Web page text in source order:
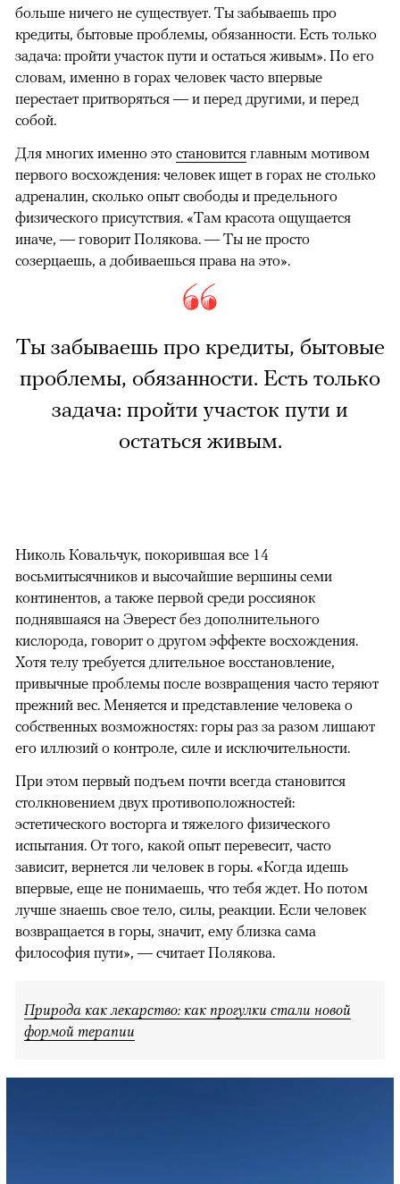
больше ничего не существует. Ты забываешь про
кредиты, бытовые проблемы, обязанности. Есть только
задача: пройти участок пути и остаться живым». По его
словам, именно в горах человек часто впервые
перестает притворяться — и перед другими, и перед
собой.
Для многих именно это становится главным мотивом
первого восхождения: человек ищет в горах не столько
адреналин, сколько опыт свободы и предельного
физического присутствия. «Там красота ощущается
иначе, — говорит Полякова. — Ты не просто
созерцаешь, а добиваешься права на это».
Ты забываешь про кредиты, бытовые
проблемы, обязанности. Есть только
задача: пройти участок пути и
остаться живым.
Николь Ковальчук, покорившая все 14
восьмитысячников и высочайшие вершины семи
континентов, а также первой среди россиянок
поднявшаяся на Эверест без дополнительного
кислорода, говорит о другом эффекте восхождения.
Хотя телу требуется длительное восстановление,
привычные проблемы после возвращения часто теряют
прежний вес. Меняется и представление человека о
собственных возможностях: горы раз за разом лишают
его иллюзий о контроле, силе и исключительности.
При этом первый подъем почти всегда становится
столкновением двух противоположностей:
эстетического восторга и тяжелого физического
испытания. От того, какой опыт перевесит, часто
зависит, вернется ли человек в горы. «Когда идешь
впервые, еще не понимаешь, что тебя ждет. Но потом
лучше знаешь свое тело, силы, реакции. Если человек
возвращается в горы, значит, ему близка сама
философия пути», — считает Полякова.
Природа как лекарство: как прогулки стали новой
формой терапии